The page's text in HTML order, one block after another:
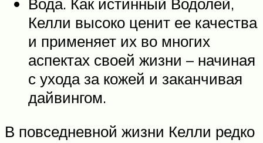
Келли высоко ценит ее качества
и применяет их во многих
аспектах своей жизни – начиная
с ухода за кожей и заканчивая
дайвингом.
В повседневной жизни Келли редко